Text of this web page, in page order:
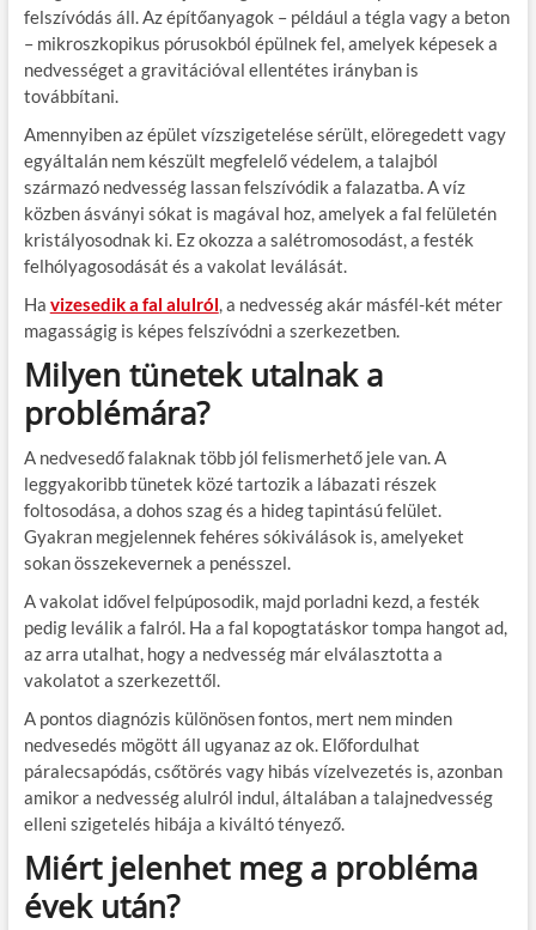
felszívódás áll. Az építőanyagok – például a tégla vagy a beton
– mikroszkopikus pórusokból épülnek fel, amelyek képesek a
nedvességet a gravitációval ellentétes irányban is
továbbítani.
Amennyiben az épület vízszigetelése sérült, elöregedett vagy
egyáltalán nem készült megfelelő védelem, a talajból
származó nedvesség lassan felszívódik a falazatba. A víz
közben ásványi sókat is magával hoz, amelyek a fal felületén
kristályosodnak ki. Ez okozza a salétromosodást, a festék
felhólyagosodását és a vakolat leválását.
Ha vizesedik a fal alulról, a nedvesség akár másfél-két méter
magasságig is képes felszívódni a szerkezetben.
Milyen tünetek utalnak a
problémára?
A nedvesedő falaknak több jól felismerhető jele van. A
leggyakoribb tünetek közé tartozik a lábazati részek
foltosodása, a dohos szag és a hideg tapintású felület.
Gyakran megjelennek fehéres sókiválások is, amelyeket
sokan összekevernek a penésszel.
A vakolat idővel felpúposodik, majd porladni kezd, a festék
pedig leválik a falról. Ha a fal kopogtatáskor tompa hangot ad,
az arra utalhat, hogy a nedvesség már elválasztotta a
vakolatot a szerkezettől.
A pontos diagnózis különösen fontos, mert nem minden
nedvesedés mögött áll ugyanaz az ok. Előfordulhat
páralecsapódás, csőtörés vagy hibás vízelvezetés is, azonban
amikor a nedvesség alulról indul, általában a talajnedvesség
elleni szigetelés hibája a kiváltó tényező.
Miért jelenhet meg a probléma
évek után?